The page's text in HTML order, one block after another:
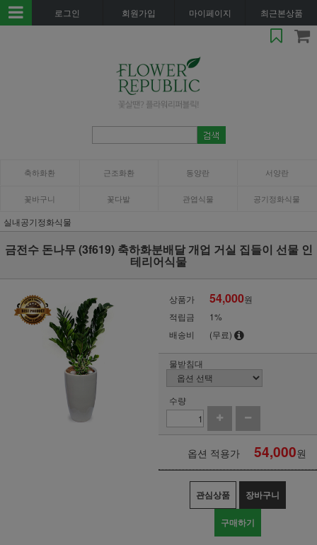
로그인 회원가입 마이페이지 최근본상품
축하화환 근조화환 동양란 서양란
꽃바구니 꽃다발 관엽식물 공기정화식물
실내공기정화식물
금전수 돈나무 (3f619) 축하화분배달 개업 거실 집들이 선물 인
테리어식물
상품가 54,000원
적립금
1%
배송비
(무료)
물받침대
수량
옵션 적용가 54,000원
관심상품 장바구니
구매하기